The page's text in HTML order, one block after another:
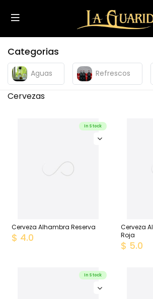
Categorias
Aguas Refrescos
Cervezas
In Stock
Cerveza Alhambra Reserva
$ 4.0
Cerveza
Roja
$ 5.0
In Stock